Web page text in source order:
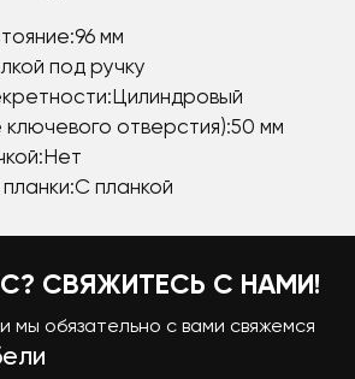
мм
под ручку
ключевого отверстия):50 мм
планкой
СВЯЖИТЕСЬ С НАМИ!
мы обязательно с вами свяжемся